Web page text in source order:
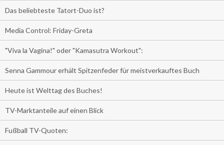
Das beliebteste Tatort-Duo ist?
Media Control: Friday-Greta
"Viva la Vagina!" oder "Kamasutra Workout":
Senna Gammour erhält Spitzenfeder für meistverkauftes Buch
Heute ist Welttag des Buches!
TV-Marktanteile auf einen Blick
Fußball TV-Quoten: